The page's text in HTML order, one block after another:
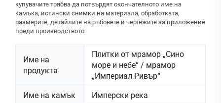
купувачите трябва да потвърдят окончателното име на
камъка, истински снимки на материала, обработката,
размерите, детайлите на ръбовете и чертежите за приложение
преди производството.
Име на
продукта
Плитки от мрамор „Сино
море и небе“ / мрамор
„Империал Ривър“
Име на камък Имперски река